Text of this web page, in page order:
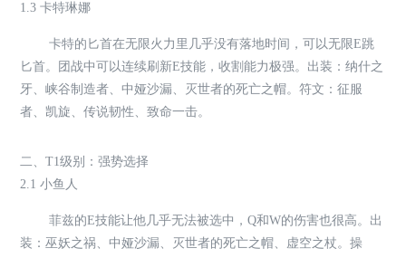
1.3 卡特琳娜
卡特的匕首在无限火力里几乎没有落地时间，可以无限E跳
匕首。团战中可以连续刷新E技能，收割能力极强。出装：纳什之
牙、峡谷制造者、中娅沙漏、灭世者的死亡之帽。符文：征服
者、凯旋、传说韧性、致命一击。
二、T1级别：强势选择
2.1 小鱼人
菲兹的E技能让他几乎无法被选中，Q和W的伤害也很高。出
装：巫妖之祸、中娅沙漏、灭世者的死亡之帽、虚空之杖。操